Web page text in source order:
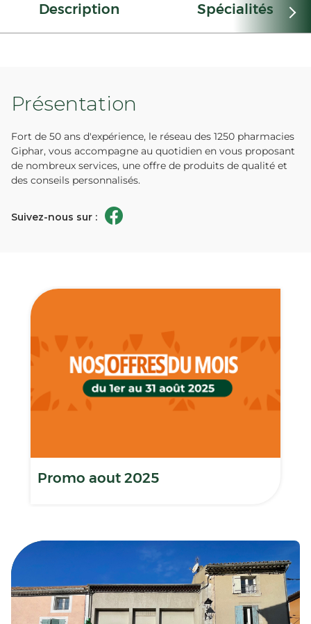
Description Spécialités
Présentation
Fort de 50 ans d'expérience, le réseau des 1250 pharmacies
Giphar, vous accompagne au quotidien en vous proposant
de nombreux services, une offre de produits de qualité et
des conseils personnalisés.
Suivez-nous sur :
Promo aout 2025